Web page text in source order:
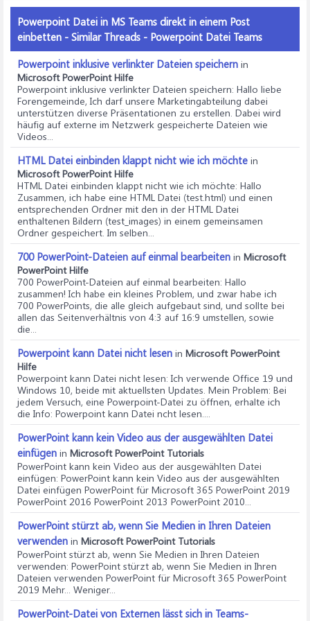
Powerpoint Datei in MS Teams direkt in einem Post
einbetten - Similar Threads - Powerpoint Datei Teams
Powerpoint inklusive verlinkter Dateien speichern in
Microsoft PowerPoint Hilfe
Powerpoint inklusive verlinkter Dateien speichern: Hallo liebe
Forengemeinde, Ich darf unsere Marketingabteilung dabei
unterstützen diverse Präsentationen zu erstellen. Dabei wird
häufig auf externe im Netzwerk gespeicherte Dateien wie
Videos...
HTML Datei einbinden klappt nicht wie ich möchte in
Microsoft PowerPoint Hilfe
HTML Datei einbinden klappt nicht wie ich möchte: Hallo
Zusammen, ich habe eine HTML Datei (test.html) und einen
entsprechenden Ordner mit den in der HTML Datei
enthaltenen Bildern (test_images) in einem gemeinsamen
Ordner gespeichert. Im selben...
700 PowerPoint-Dateien auf einmal bearbeiten in Microsoft
PowerPoint Hilfe
700 PowerPoint-Dateien auf einmal bearbeiten: Hallo
zusammen! Ich habe ein kleines Problem, und zwar habe ich
700 PowerPoints, die alle gleich aufgebaut sind, und sollte bei
allen das Seitenverhältnis von 4:3 auf 16:9 umstellen, sowie
die...
Powerpoint kann Datei nicht lesen in Microsoft PowerPoint
Hilfe
Powerpoint kann Datei nicht lesen: Ich verwende Office 19 und
Windows 10, beide mit aktuellsten Updates. Mein Problem: Bei
jedem Versuch, eine Powerpoint-Datei zu öffnen, erhalte ich
die Info: Powerpoint kann Datei ncht lesen....
PowerPoint kann kein Video aus der ausgewählten Datei
einfügen in Microsoft PowerPoint Tutorials
PowerPoint kann kein Video aus der ausgewählten Datei
einfügen: PowerPoint kann kein Video aus der ausgewählten
Datei einfügen PowerPoint für Microsoft 365 PowerPoint 2019
PowerPoint 2016 PowerPoint 2013 PowerPoint 2010...
PowerPoint stürzt ab, wenn Sie Medien in Ihren Dateien
verwenden in Microsoft PowerPoint Tutorials
PowerPoint stürzt ab, wenn Sie Medien in Ihren Dateien
verwenden: PowerPoint stürzt ab, wenn Sie Medien in Ihren
Dateien verwenden PowerPoint für Microsoft 365 PowerPoint
2019 Mehr... Weniger...
PowerPoint-Datei von Externen lässt sich in Teams-